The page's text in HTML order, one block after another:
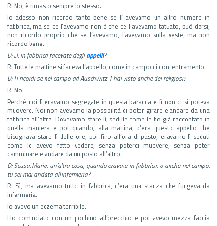
R: No, è rimasto sempre lo stesso.
Io adesso non ricordo tanto bene se lì avevamo un altro numero in
fabbrica, ma se ce l’avevamo non è che ce l’avevamo tatuato, può darsi,
non ricordo proprio che se l’avevamo, l’avevamo sulla veste, ma non
ricordo bene.
D: Lì, in fabbrica facevate degliappelli?
R: Tutte le mattine si faceva l’appello, come in campo di concentramento.
D: Ti ricordi se nel campo ad Auschwitz 1 hai visto anche dei religiosi?
R: No.
Perché noi lì eravamo segregate in questa baracca e lì non ci si poteva
muovere. Noi non avevamo la possibilità di poter girare e andare da una
fabbrica all’altra. Dovevamo stare lì, sedute come le ho già raccontato in
quella maniera e poi quando, alla mattina, c’era questo appello che
bisognava stare lì delle ore, poi fino all’ora di pasto, eravamo lì seduti
come le avevo fatto vedere, senza poterci muovere, senza poter
camminare e andare da un posto all’altro.
D: Scusa, Maria, un’altra cosa, quando eravate in fabbrica, o anche nel campo,
tu sei mai andata all’infermeria?
R: Sì, ma avevamo tutto in fabbrica, c’era una stanza che fungeva da
infermeria.
Io avevo un eczema terribile.
Ho cominciato con un pochino all’orecchio e poi avevo mezza faccia